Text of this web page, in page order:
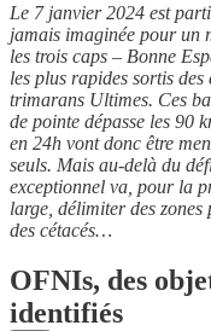
Le 7 janvier 2024 est
jamais imaginée pour un
les trois caps – Bonne
les plus rapides sortis
trimarans Ultimes. Ces
de pointe dépasse les 90
en 24h vont donc être
seuls. Mais au-delà du
exceptionnel va, pour la
large, délimiter des
des cétacés…
OFNIs, des
identifiés